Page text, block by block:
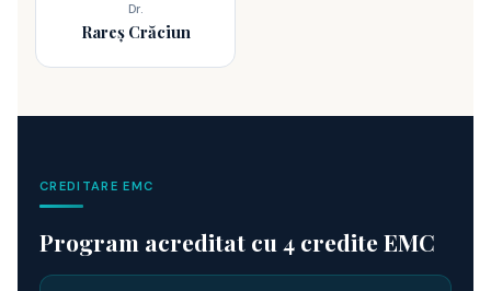
Dr.
Rareș Crăciun
CREDITARE EMC
Program acreditat cu 4 credite EMC